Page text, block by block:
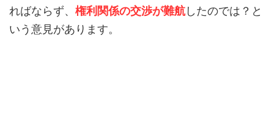
ればならず、 権利関係の交渉が難航したのでは？と
いう意見があります。